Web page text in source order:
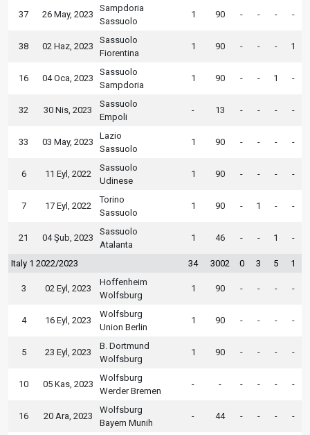
37 26 May, 2023
Sampdoria
Sassuolo
1 90 - - - -
38 02 Haz, 2023
Sassuolo
Fiorentina
1 90 - - - 1
16 04 Oca, 2023
Sassuolo
Sampdoria
1 90 - - 1 -
32 30 Nis, 2023
Sassuolo
Empoli
- 13 - - - -
33 03 May, 2023
Lazio
Sassuolo
1 90 - - - -
6 11 Eyl, 2022
Sassuolo
Udinese
1 90 - - - -
7 17 Eyl, 2022
Torino
Sassuolo
1 90 - 1 - -
21 04 Şub, 2023
Sassuolo
Atalanta
1 46 - - 1 -
Italy 1 2022/2023 34 3002 0 3 5 1
3 02 Eyl, 2023
Hoffenheim
Wolfsburg
1 90 - - - -
4 16 Eyl, 2023
Wolfsburg
Union Berlin
1 90 - - - -
5 23 Eyl, 2023
B. Dortmund
Wolfsburg
1 90 - - - -
10 05 Kas, 2023
Wolfsburg
Werder Bremen
- - - - - -
16 20 Ara, 2023
Wolfsburg
Bayern Munih
- 44 - - - -